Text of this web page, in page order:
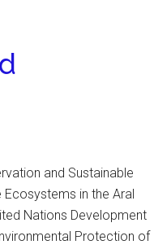
and Sustainable
Ecosystems in the Aral
Nations Development
Protection of